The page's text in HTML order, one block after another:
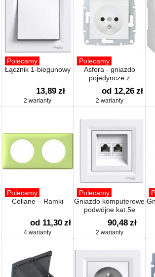
Polecamy
Łącznik 1-biegunowy
13,89 zł
2 warianty
Polecamy
Asfora - gniazdo
pojedyncze z
uziemieniem
od 12,26 zł
2 warianty
Polecamy
Celiane – Ramki
od 11,30 zł
4 warianty
Polecamy
Gniazdo komputerowe
podwójne kat.5e
90,48 zł
2 warianty